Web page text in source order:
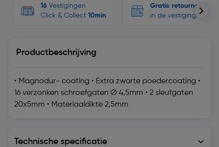
16 Vestigingen
Click & Collect 10min
Gratis retourneren
in de vestigingen
Productbeschrijving
• Magnodur- coating • Extra zwarte poedercoating •
16 verzonken schroefgaten Ø 4,5mm • 2 sleufgaten
20x5mm • Materiaaldikte 2,5mm
Technische specificatie